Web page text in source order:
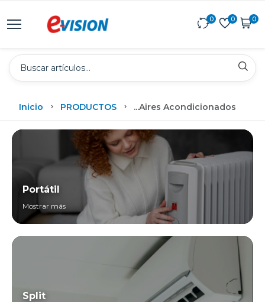
0 0 0
Inicio PRODUCTOS ...Aires Acondicionados
Portátil
Mostrar más
Split